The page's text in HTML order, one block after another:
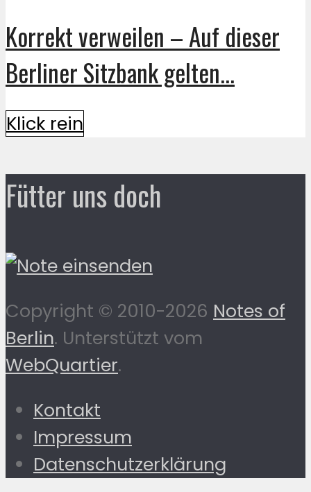
Korrekt verweilen – Auf dieser
Berliner Sitzbank gelten...
Klick rein
Fütter uns doch
Copyright © 2010-2026 Notes of
Berlin. Unterstützt vom
WebQuartier.
Kontakt
Impressum
Datenschutzerklärung